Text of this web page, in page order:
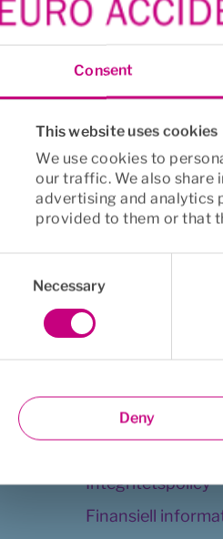
Consent
This website uses cookies
We use cookies to
our traffic. We also share
advertising and analytics
provided to them or that
Necessary
Deny
Nej, samtalsstödet omfattar
jurist, men som högst fem
Viktig info
Användarvillkor
Integritetspolicy
Finansiell